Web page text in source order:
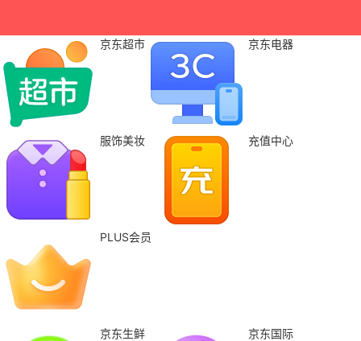
京东超市 京东电器
服饰美妆 充值中心
PLUS会员
京东生鲜 京东国际